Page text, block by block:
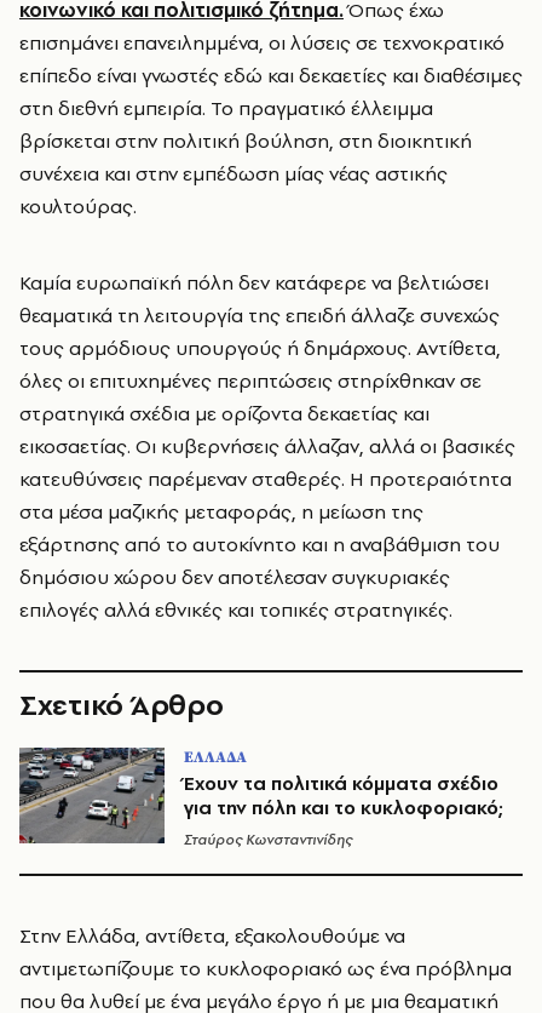
κοινωνικό και πολιτισμικό ζήτημα.Όπως έχω
επισημάνει επανειλημμένα, οι λύσεις σε τεχνοκρατικό
επίπεδο είναι γνωστές εδώ και δεκαετίες και διαθέσιμες
στη διεθνή εμπειρία. Το πραγματικό έλλειμμα
βρίσκεται στην πολιτική βούληση, στη διοικητική
συνέχεια και στην εμπέδωση μίας νέας αστικής
κουλτούρας.
Καμία ευρωπαϊκή πόλη δεν κατάφερε να βελτιώσει
θεαματικά τη λειτουργία της επειδή άλλαζε συνεχώς
τους αρμόδιους υπουργούς ή δημάρχους. Αντίθετα,
όλες οι επιτυχημένες περιπτώσεις στηρίχθηκαν σε
στρατηγικά σχέδια με ορίζοντα δεκαετίας και
εικοσαετίας. Οι κυβερνήσεις άλλαζαν, αλλά οι βασικές
κατευθύνσεις παρέμεναν σταθερές. Η προτεραιότητα
στα μέσα μαζικής μεταφοράς, η μείωση της
εξάρτησης από το αυτοκίνητο και η αναβάθμιση του
δημόσιου χώρου δεν αποτέλεσαν συγκυριακές
επιλογές αλλά εθνικές και τοπικές στρατηγικές.
Σχετικό Άρθρο
ΕΛΛΑΔΑ
Έχουν τα πολιτικά κόμματα σχέδιο
για την πόλη και το κυκλοφοριακό;
Σταύρος Κωνσταντινίδης
Στην Ελλάδα, αντίθετα, εξακολουθούμε να
αντιμετωπίζουμε το κυκλοφοριακό ως ένα πρόβλημα
που θα λυθεί με ένα μεγάλο έργο ή με μια θεαματική